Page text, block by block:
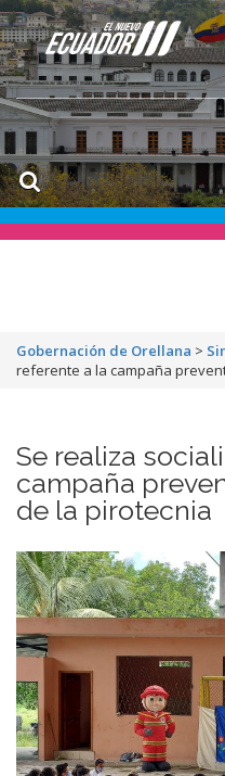
Gobernación de Orellana >
referente a la campaña
Se realiza
campaña
de la pirotecnia